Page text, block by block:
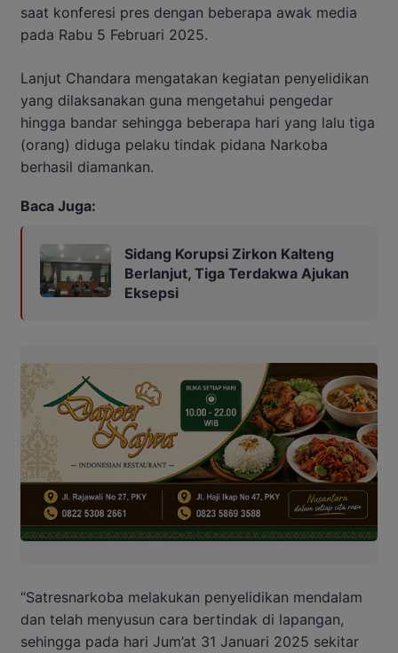
saat konferesi pres dengan beberapa awak media
pada Rabu 5 Februari 2025.
Lanjut Chandara mengatakan kegiatan penyelidikan
yang dilaksanakan guna mengetahui pengedar
hingga bandar sehingga beberapa hari yang lalu tiga
(orang) diduga pelaku tindak pidana Narkoba
berhasil diamankan.
Baca Juga:
Sidang Korupsi Zirkon Kalteng
Berlanjut, Tiga Terdakwa Ajukan
Eksepsi
“Satresnarkoba melakukan penyelidikan mendalam
dan telah menyusun cara bertindak di lapangan,
sehingga pada hari Jum’at 31 Januari 2025 sekitar